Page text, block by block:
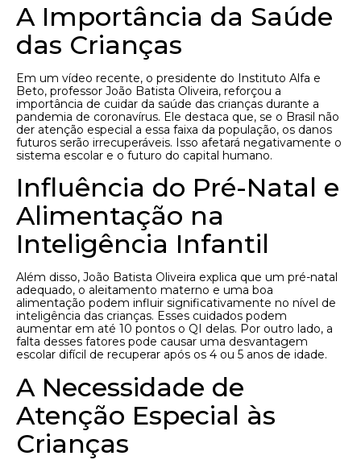
A Importância da Saúde
das Crianças
Em um vídeo recente, o presidente do Instituto Alfa e
Beto, professor João Batista Oliveira, reforçou a
importância de cuidar da saúde das crianças durante a
pandemia de coronavírus. Ele destaca que, se o Brasil não
der atenção especial a essa faixa da população, os danos
futuros serão irrecuperáveis. Isso afetará negativamente o
sistema escolar e o futuro do capital humano.
Influência do Pré-Natal e
Alimentação na
Inteligência Infantil
Além disso, João Batista Oliveira explica que um pré-natal
adequado, o aleitamento materno e uma boa
alimentação podem influir significativamente no nível de
inteligência das crianças. Esses cuidados podem
aumentar em até 10 pontos o QI delas. Por outro lado, a
falta desses fatores pode causar uma desvantagem
escolar difícil de recuperar após os 4 ou 5 anos de idade.
A Necessidade de
Atenção Especial às
Crianças